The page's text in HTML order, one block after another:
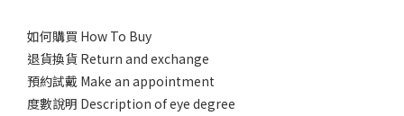
如何購買 How To Buy
退貨換貨 Return and exchange
預約試戴 Make an appointment
度數說明 Description of eye degree